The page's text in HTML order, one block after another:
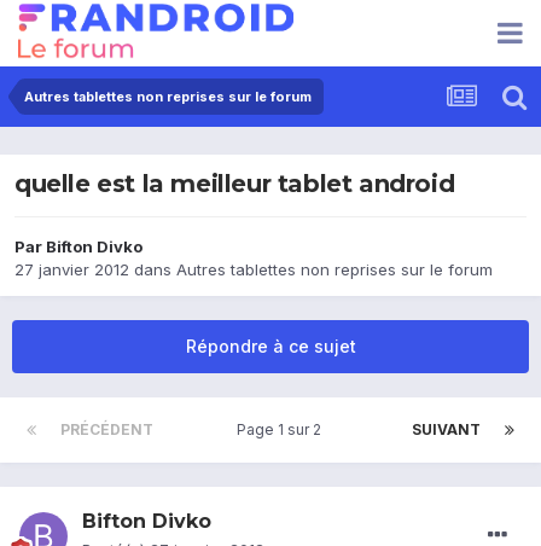
Autres tablettes non reprises sur le forum
quelle est la meilleur tablet android
Par Bifton Divko
27 janvier 2012 dans Autres tablettes non reprises sur le forum
Répondre à ce sujet
PRÉCÉDENT SUIVANT
Page 1 sur 2
Bifton Divko